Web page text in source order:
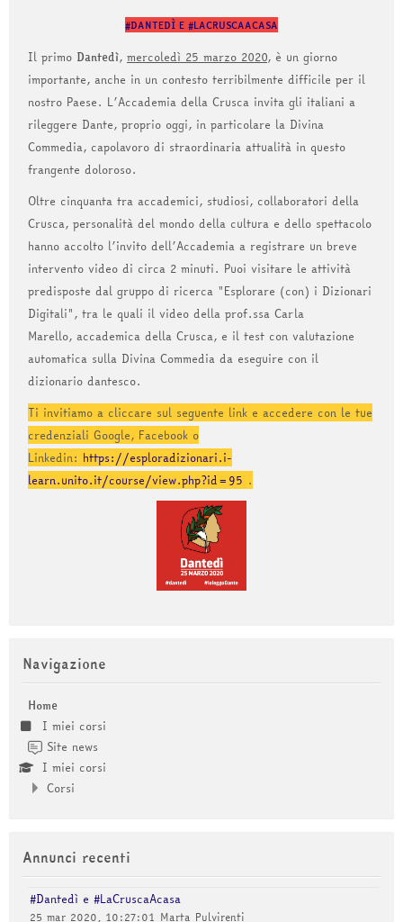
#DANTEDÌ E #LACRUSCAACASA
Il primo Dantedì, mercoledì 25 marzo 2020, è un giorno
importante, anche in un contesto terribilmente difficile per il
nostro Paese. L’Accademia della Crusca invita gli italiani a
rileggere Dante, proprio oggi, in particolare la Divina
Commedia, capolavoro di straordinaria attualità in questo
frangente doloroso.
Oltre cinquanta tra accademici, studiosi, collaboratori della
Crusca, personalità del mondo della cultura e dello spettacolo
hanno accolto l’invito dell’Accademia a registrare un breve
intervento video di circa 2 minuti. Puoi visitare le attività
predisposte dal gruppo di ricerca "Esplorare (con) i Dizionari
Digitali", tra le quali il video della prof.ssa Carla
Marello, accademica della Crusca, e il test con valutazione
automatica sulla Divina Commedia da eseguire con il
dizionario dantesco.
Ti invitiamo a cliccare sul seguente link e accedere con le tue
credenziali Google, Facebook o
Linkedin: https://esploradizionari.i-
learn.unito.it/course/view.php?id=95 .
Navigazione
Home
I miei corsi
Site news
I miei corsi
Corsi
Annunci recenti
25 mar 2020, 10:27:01 Marta Pulvirenti
#Dantedì e #LaCruscaAcasa